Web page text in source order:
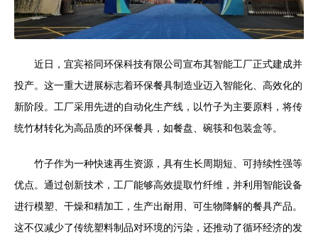
近日，宜宾裕同环保科技有限公司宣布其智能工厂正式建成并
投产。这一重大进展标志着环保餐具制造业迈入智能化、高效化的
新阶段。工厂采用先进的自动化生产线，以竹子为主要原料，将传
统竹材转化为高品质的环保餐具，如餐盘、碗筷和包装盒等。
竹子作为一种快速再生资源，具有生长周期短、可持续性强等
优点。通过创新技术，工厂能够高效提取竹纤维，并利用智能设备
进行模塑、干燥和精加工，生产出耐用、可生物降解的餐具产品。
这不仅减少了传统塑料制品对环境的污染，还推动了循环经济的发